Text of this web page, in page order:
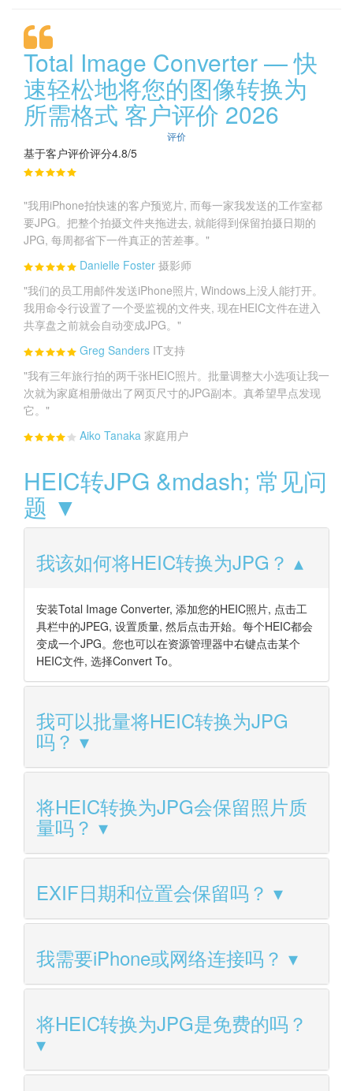
Total Image Converter — 快
速轻松地将您的图像转换为
所需格式 客户评价 2026
评价
基于客户评价评分4.8/5
"我用iPhone拍快速的客户预览片, 而每一家我发送的工作室都
要JPG。把整个拍摄文件夹拖进去, 就能得到保留拍摄日期的
JPG, 每周都省下一件真正的苦差事。"
Danielle Foster 摄影师
"我们的员工用邮件发送iPhone照片, Windows上没人能打开。
我用命令行设置了一个受监视的文件夹, 现在HEIC文件在进入
共享盘之前就会自动变成JPG。"
Greg Sanders IT支持
"我有三年旅行拍的两千张HEIC照片。批量调整大小选项让我一
次就为家庭相册做出了网页尺寸的JPG副本。真希望早点发现
它。"
Aiko Tanaka 家庭用户
HEIC转JPG &mdash; 常见问
题 ▼
我该如何将HEIC转换为JPG？
安装Total Image Converter, 添加您的HEIC照片, 点击工
具栏中的JPEG, 设置质量, 然后点击开始。每个HEIC都会
变成一个JPG。您也可以在资源管理器中右键点击某个
HEIC文件, 选择Convert To。
我可以批量将HEIC转换为JPG
吗？
将HEIC转换为JPG会保留照片质
量吗？
EXIF日期和位置会保留吗？
我需要iPhone或网络连接吗？
将HEIC转换为JPG是免费的吗？